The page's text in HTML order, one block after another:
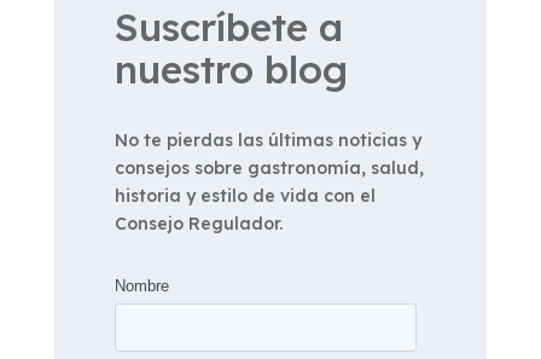
Suscríbete a
nuestro blog
No te pierdas las últimas noticias y
consejos sobre gastronomía, salud,
historia y estilo de vida con el
Consejo Regulador.